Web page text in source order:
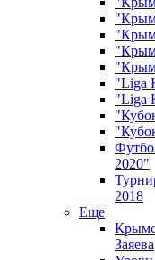
"Liga
"Liga
2020"
2018
Еще
Заяева